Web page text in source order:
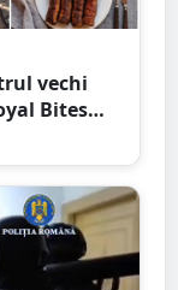
vechi
Bites